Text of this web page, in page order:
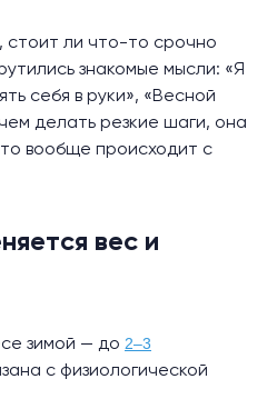
стоит ли что-то срочно
знакомые мысли: «Я
себя в руки», «Весной
делать резкие шаги, она
вообще происходит с
вес и
зимой — до 2–3
с физиологической